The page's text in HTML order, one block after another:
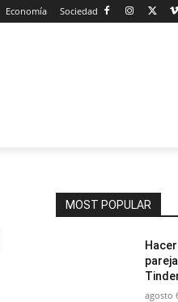
Economía Sociedad
MOST POPULAR
agosto